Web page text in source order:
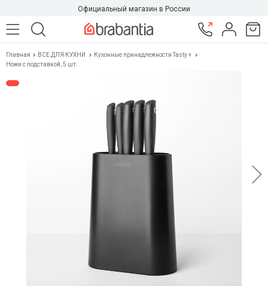
Официальный магазин в России
Главная ВСЕ ДЛЯ КУХНИ
Кухонные принадлежности Tasty +
Ножи с подставкой, 5 шт.